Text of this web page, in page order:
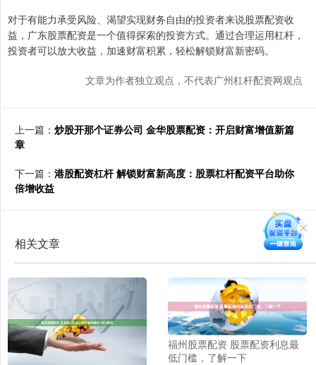
对于有能力承受风险、渴望实现财务自由的投资者来说股票配资收
益，广东股票配资是一个值得探索的投资方式。通过合理运用杠杆，
投资者可以放大收益，加速财富积累，轻松解锁财富新密码。
文章为作者独立观点，不代表广州杠杆配资网观点
上一篇： 炒股开那个证券公司 金华股票配资：开启财富增值新篇
章
下一篇： 港股配资杠杆 解锁财富新高度：股票杠杆配资平台助你
倍增收益
相关文章
福州股票配资 股票配资利息最
低门槛，了解一下